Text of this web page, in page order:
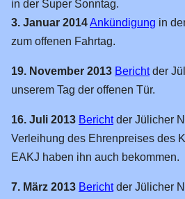
Private
Schauanlagen
Software
Sonstige
in der Super Sonntag.
3. Januar 2014Ankündigung in
zum offenen Fahrtag.
19. November 2013 Berichtder
unserem Tag der offenen Tür.
16. Juli 2013 Berichtder Jülicher
Verleihung des Ehrenpreises des
EAKJ haben ihn auch bekommen.
7. März 2013 Berichtder Jülicher